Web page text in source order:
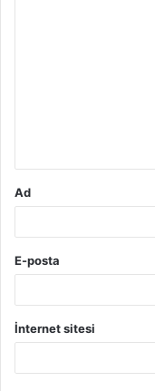
Ad
E-posta
İnternet sitesi